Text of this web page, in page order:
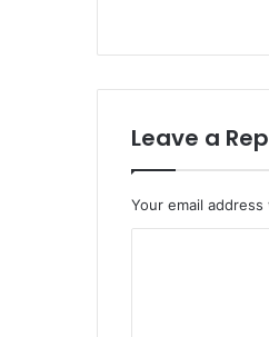
Leave a
Your email